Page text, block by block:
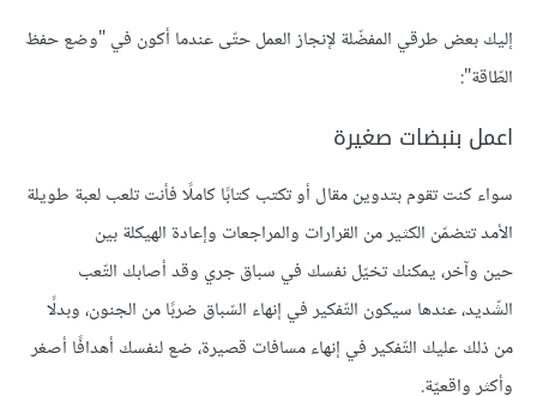
إليك بعض طرقي المفضّلة لإنجاز العمل حتّى عندما أكون في "وضع حفظ
الطّاقة":
اعمل بنبضات صغيرة
سواء كنت تقوم بتدوين مقال أو تكتب كتابًا كاملًا فأنت تلعب لعبة طويلة
الأمد تتضمّن الكثير من القرارات والمراجعات وإعادة الهيكلة بين
حين وآخر، يمكنك تخيّل نفسك في سباق جري وقد أصابك التّعب
الشّديد، عندها سيكون التّفكير في إنهاء السّباق ضربًا من الجنون، وبدلًا
من ذلك عليك التّفكير في إنهاء مسافات قصيرة، ضع لنفسك أهدافًا أصغر
وأكثر واقعيّة.